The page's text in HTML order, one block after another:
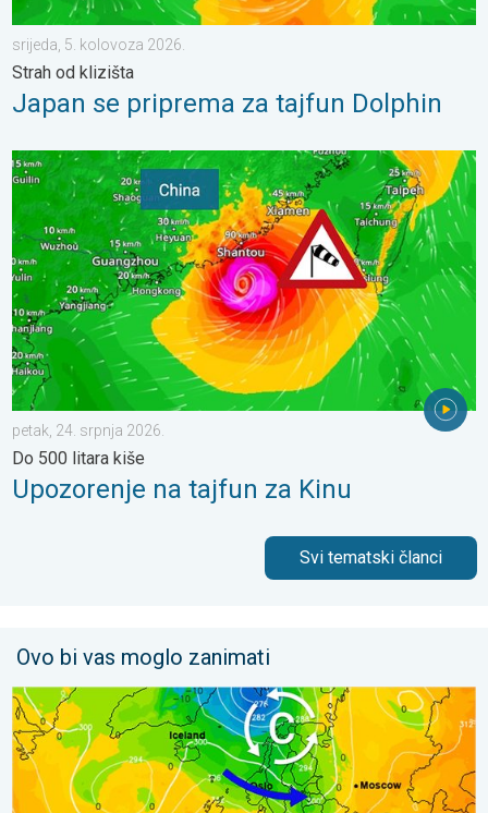
srijeda, 5. kolovoza 2026.
Strah od klizišta
Japan se priprema za tajfun Dolphin
Upozorenje na tajfun za Kinu. Do 500 litara kiše. . . petak, 24.
petak, 24. srpnja 2026.
Do 500 litara kiše
Upozorenje na tajfun za Kinu
Svi tematski članci
Ovo bi vas moglo zanimati
Vrući dani i dalje, toplije do utorka. Ne i posvuda suho. . .